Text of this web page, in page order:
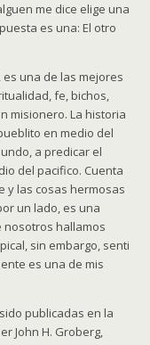
me dice elige una
es una: El otro
es una de las mejores
fe, bichos,
misionero. La historia
en medio del
a predicar el
del pacifico. Cuenta
y las cosas hermosas
un lado, es una
nosotros hallamos
sin embargo, senti
es una de mis
publicadas en la
John H. Groberg,